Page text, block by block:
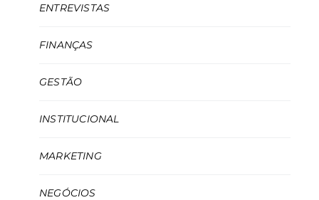
ENTREVISTAS
FINANÇAS
GESTÃO
INSTITUCIONAL
MARKETING
NEGÓCIOS